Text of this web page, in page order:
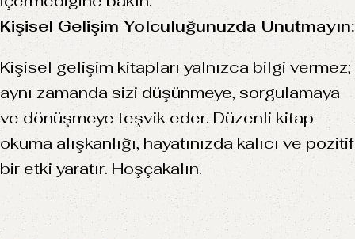
Kişisel Gelişim Yolculuğunuzda Unutmayın:
Kişisel gelişim kitapları yalnızca bilgi vermez;
aynı zamanda sizi düşünmeye, sorgulamaya
ve dönüşmeye teşvik eder. Düzenli kitap
okuma alışkanlığı, hayatınızda kalıcı ve pozitif
bir etki yaratır. Hoşçakalın.